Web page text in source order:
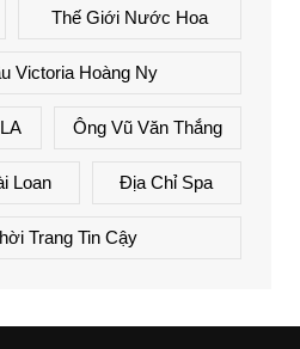
Thế Giới Nước Hoa
Victoria Hoàng Ny
Ông Vũ Văn Thắng
Loan Địa Chỉ Spa
Trang Tin Cậy